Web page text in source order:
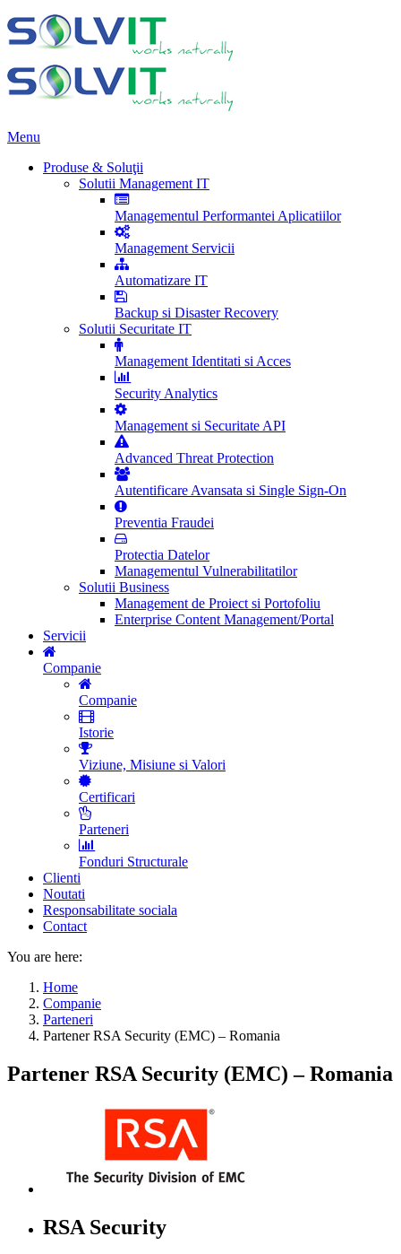
Menu
Produse & Soluţii
Solutii Management IT
Managementul Performantei Aplicatiilor
Management Servicii
Automatizare IT
Backup si Disaster Recovery
Solutii Securitate IT
Management Identitati si Acces
Security Analytics
Management si Securitate API
Advanced Threat Protection
Autentificare Avansata si Single Sign-On
Preventia Fraudei
Protectia Datelor
Managementul Vulnerabilitatilor
Solutii Business
Management de Proiect si Portofoliu
Enterprise Content Management/Portal
Servicii
Companie
Companie
Istorie
Viziune, Misiune si Valori
Certificari
Parteneri
Fonduri Structurale
Clienti
Noutati
Responsabilitate sociala
Contact
You are here:
Home
Companie
Parteneri
Partener RSA Security (EMC) – Romania
Partener RSA Security (EMC) – Romania
RSA Security